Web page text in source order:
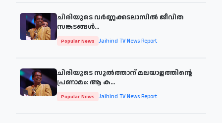
ചിരിയുടെ വര്‍ണ്ണക്കടലാസില്‍ ജീവിത
സങ്കടങ്ങള്‍...
Popular News Jaihind TV News Report
ചിരിയുടെ സുൽത്താന് മലയാളത്തിന്റെ
പ്രണാമം: ആ ക...
Popular News Jaihind TV News Report